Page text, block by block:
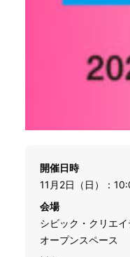
開催日時
11月2日（日）：
会場
シビック・クリエ
オープンスペース